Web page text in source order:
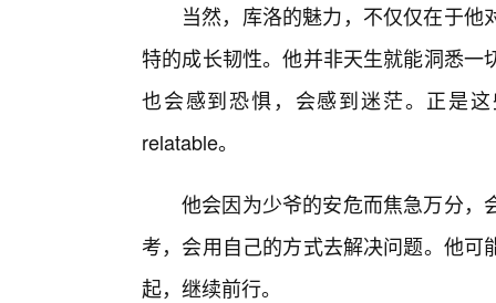
当然，库洛的魅力，不仅仅在于
特的成长韧性。他并非天生就能洞悉
也会感到恐惧，会感到迷茫。正是
relatable。
他会因为少爷的安危而焦急万分，
考，会用自己的方式去解决问题。他
起，继续前行。